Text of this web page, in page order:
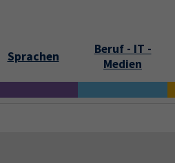
Sprachen
Beruf - IT -
Medien